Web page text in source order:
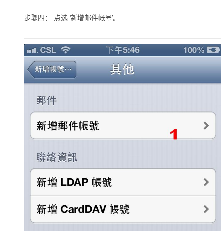
步骤四： 点选 ‘新增邮件帐号’。